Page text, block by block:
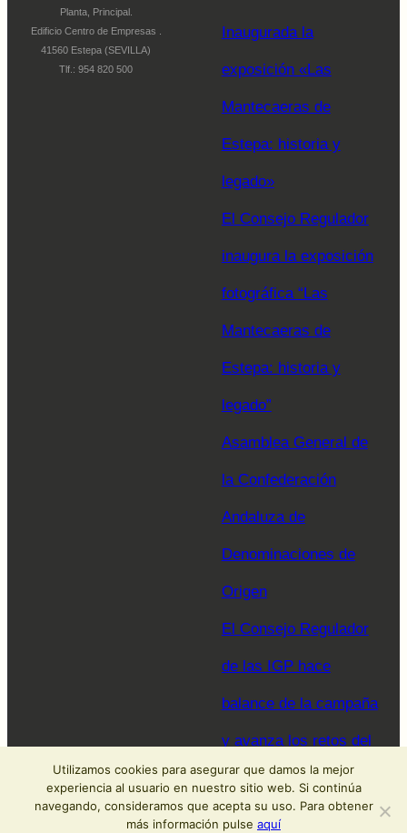
Planta, Principal.
Edificio Centro de Empresas .
41560 Estepa (SEVILLA)
Tlf.: 954 820 500
Inaugurada la
exposición «Las
Mantecaeras de
Estepa: historia y
legado»
El Consejo Regulador
inaugura la exposición
fotográfica “Las
Mantecaeras de
Estepa: historia y
legado”
Asamblea General de
la Confederación
Andaluza de
Denominaciones de
Origen
El Consejo Regulador
de las IGP hace
balance de la campaña
y avanza los retos del
sector para 2026
Utilizamos cookies para asegurar que damos la mejor
experiencia al usuario en nuestro sitio web. Si continúa
navegando, consideramos que acepta su uso. Para obtener
más información pulse aquí